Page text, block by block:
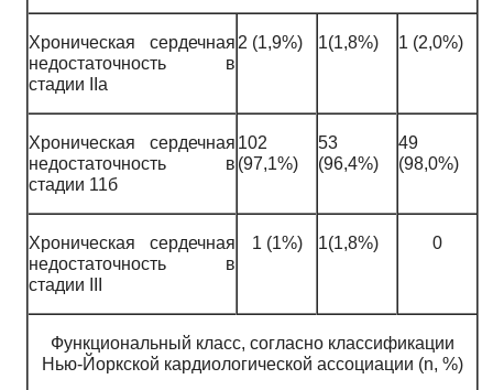
Хроническая сердечная
недостаточность в
стадии IIa
2 (1,9%) 1(1,8%) 1 (2,0%)
Хроническая сердечная
недостаточность в
стадии 11б
102
(97,1%)
53
(96,4%)
49
(98,0%)
Хроническая сердечная
недостаточность в
стадии III
1 (1%) 1(1,8%) 0
Функциональный класс, согласно классификации
Нью-Йоркской кардиологической ассоциации (n, %)